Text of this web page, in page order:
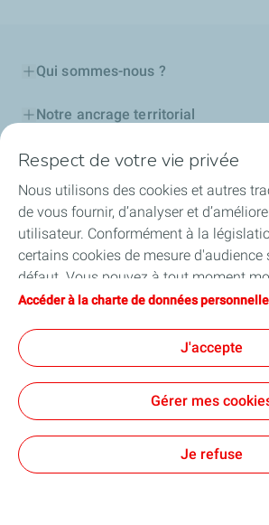
Qui sommes-nous ?
Notre ancrage territorial
Financer les entreprises
Soutenir les projets industriels
Accompagner à l'international
ContactAccessibilité : partiellement
Respect de votre vie privée
Nous utilisons des cookies et autres
de vous fournir, d’analyser et
utilisateur. Conformément à la
certains cookies de mesure d'audience
défaut. Vous pouvez à tout moment
paramètres de cookies en cliquant sur
vous acceptez le dépôt de l’ensemble
cas où vous cliquez sur « Je refuse »,
techniques nécessaires au bon
seront utilisés. Pour plus
traceurs ».
Accéder à la charte de données
J'accepte
Gérer mes
Je refuse